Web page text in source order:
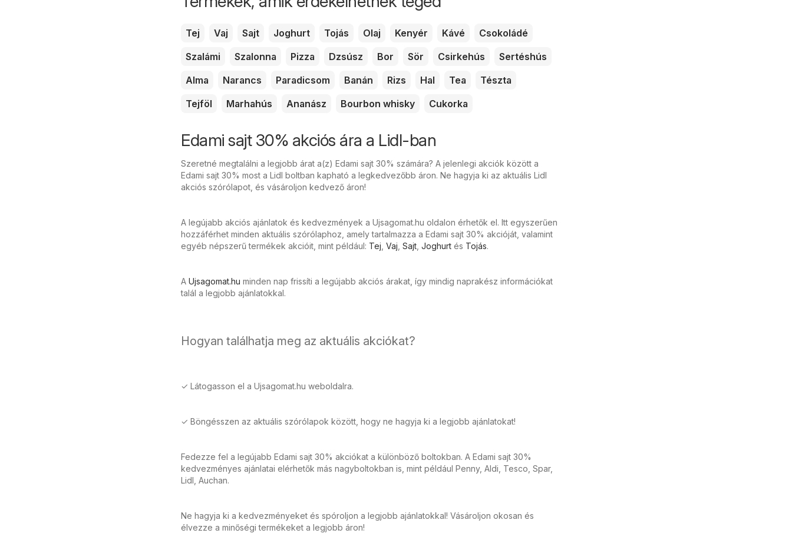
Tej Vaj Sajt Joghurt Tojás Olaj Kenyér Kávé
Csokoládé
Szalámi
Szalonna Pizza Dzsúsz Bor Sör Csirkehús
Sertéshús
Alma
Narancs Paradicsom Banán Rizs Hal Tea
Tészta
Tejföl
Marhahús Ananász Bourbon whisky Cukorka
Edami sajt 30% akciós ára a Lidl-ban
Szeretné megtalálni a legjobb árat a(z) Edami sajt 30% számára? A jelenlegi akciók között a
Edami sajt 30% most a Lidl boltban kapható a legkedvezőbb áron. Ne hagyja ki az aktuális Lidl
akciós szórólapot, és vásároljon kedvező áron!
A legújabb akciós ajánlatok és kedvezmények a Ujsagomat.hu oldalon érhetők el. Itt egyszerűen
hozzáférhet minden aktuális szórólaphoz, amely tartalmazza a Edami sajt 30% akcióját, valamint
egyéb népszerű termékek akcióit, mint például: Tej Vaj Sajt Joghurt és Tojás.
A Ujsagomat.hu minden nap frissíti a legújabb akciós árakat, így mindig naprakész információkat
talál a legjobb ajánlatokkal.
Hogyan találhatja meg az aktuális akciókat?
✓ Látogasson el a Ujsagomat.hu weboldalra.
✓ Böngésszen az aktuális szórólapok között, hogy ne hagyja ki a legjobb ajánlatokat!
Fedezze fel a legújabb Edami sajt 30% akciókat a különböző boltokban. A Edami sajt 30%
kedvezményes ajánlatai elérhetők más nagyboltokban is, mint például Penny, Aldi, Tesco, Spar,
Lidl, Auchan.
Ne hagyja ki a kedvezményeket és spóroljon a legjobb ajánlatokkal! Vásároljon okosan és
élvezze a minőségi termékeket a legjobb áron!